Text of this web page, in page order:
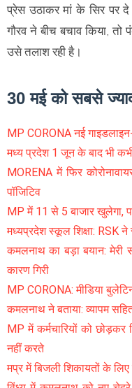
प्रेस उठाकर मां के सिर पर दे
गौरव ने बीच बचाव किया,
उसे तलाश रही है।
30 मई को सबसे
MP CORONA नई
मध्य प्रदेश 1 जून के बाद भी
MORENA में फिर
पॉजिटिव
MP में 11 से 5 बाजार खुलेगा,
मध्यप्रदेश स्कूल शिक्षा: RSK
कमलनाथ का बड़ा बयान: मेरी
कारण गिरी
MP CORONA: मीडिया
कमलनाथ ने बताया: व्यापम
MP में कर्मचारियों को
नहीं करते
मप्र में बिजली शिकायतों के